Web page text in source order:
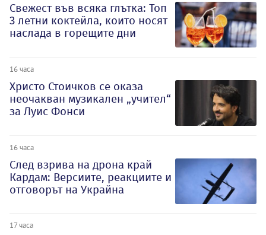
Свежест във всяка глътка: Топ
3 летни коктейла, които носят
наслада в горещите дни
16 часа
Христо Стоичков се оказа
неочакван музикален „учител“
за Луис Фонси
16 часа
След взрива на дрона край
Кардам: Версиите, реакциите и
отговорът на Украйна
17 часа